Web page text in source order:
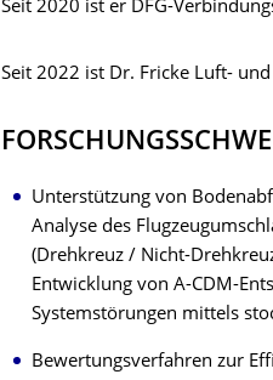
Seit 2020 ist er DFG-
Seit 2022 ist Dr. Fricke Luft-
Unterstützung von
Analyse des
(Drehkreuz / Nicht-
Entwicklung von A-CDM-
Systemstörungen mittels
Bewertungsverfahren zur